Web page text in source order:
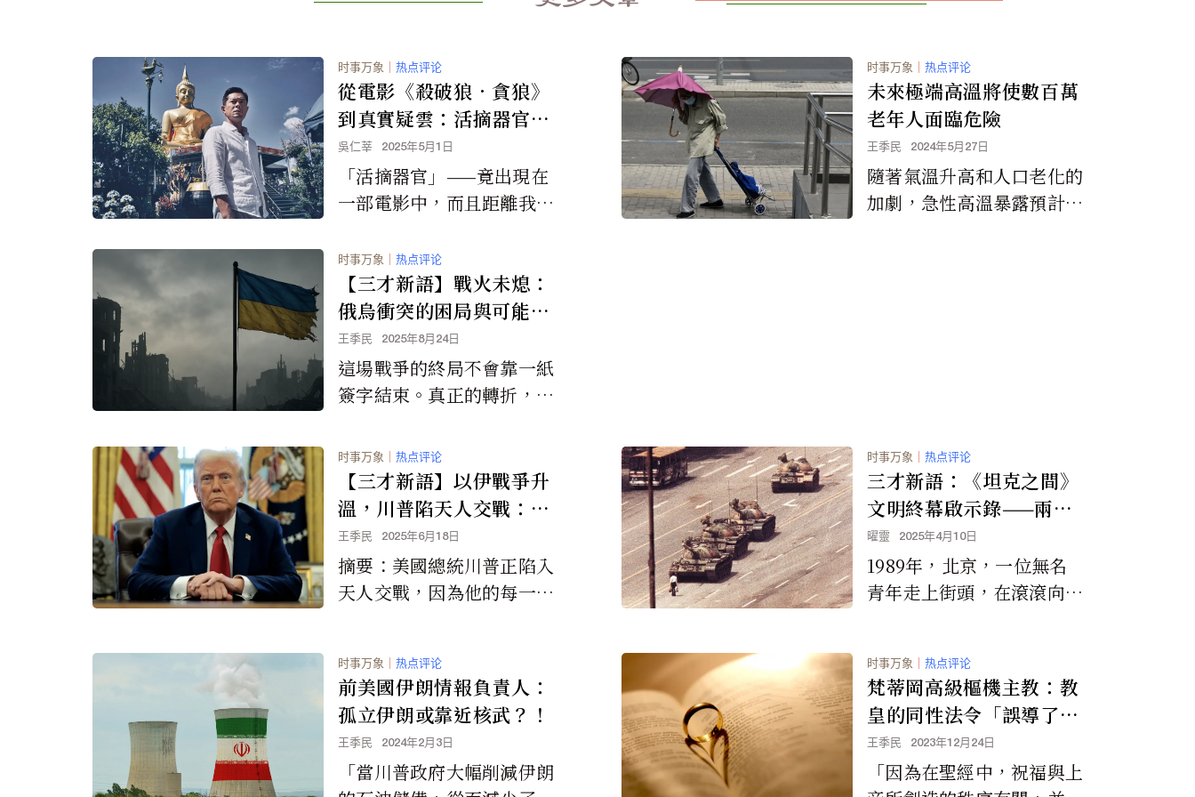
时事万象 ｜ 热点评论
從電影《殺破狼．貪狼》
到真實疑雲：活摘器官的
警世預言
吳仁莘 2025年5月1日
「活摘器官」——竟出現在
一部電影中，而且距離我們
並非完全虛構，而是貼近某
個令人難以直視的現實：這
個星球上，真的出現以活人
器官作為產業鏈的國家體制
運作。
时事万象 ｜ 热点评论
未來極端高溫將使數百萬
老年人面臨危險
王季民 2024年5月27日
隨著氣溫升高和人口老化的
加劇，急性高溫暴露預計會
时事万象 ｜ 热点评论
【三才新語】戰火未熄：
俄烏衝突的困局與可能的
未來
王季民 2025年8月24日
這場戰爭的終局不會靠一紙
簽字結束。真正的轉折，將
障不在於征服，而在於平
衡」。
时事万象 ｜ 热点评论
【三才新語】以伊戰爭升
溫，川普陷天人交戰：
「戰或不戰」之外還有第
三選項嗎？
王季民 2025年6月18日
摘要：美國總統川普正陷入
天人交戰，因為他的每一個
這兩者之外，還有沒有「第
三選項」？
时事万象 ｜ 热点评论
三才新語：《坦克之間》
文明終幕啟示錄——兩個
身影，一場文明的靈魂考
驗
曜靈 2025年4月10日
1989年，北京，一位無名
青年走上街頭，在滾滾向前
只用他的身體，成為人性良
知的最後一道防線。他的形
象，被全世界記住——「坦
克人」。 三十六年後，202
5年，另一位「Tank」出
时事万象 ｜ 热点评论
前美國伊朗情報負責人：
孤立伊朗或靠近核武？！
王季民 2024年2月3日
「當川普政府大幅削減伊朗
时事万象 ｜ 热点评论
梵蒂岡高級樞機主教：教
皇的同性法令「誤導了信
徒」
王季民 2023年12月24日
「因為在聖經中，祝福與上